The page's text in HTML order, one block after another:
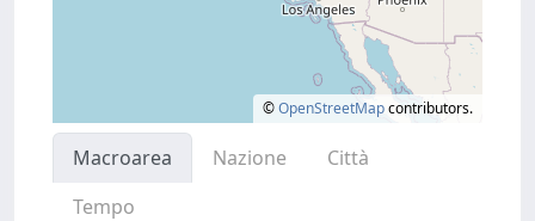
©OpenStreetMapcontributors.
Macroarea Nazione
Città
Tempo